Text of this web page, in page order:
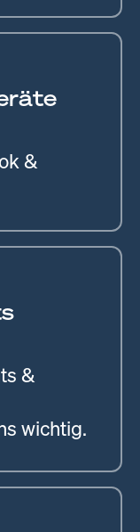
&
&
wichtig.